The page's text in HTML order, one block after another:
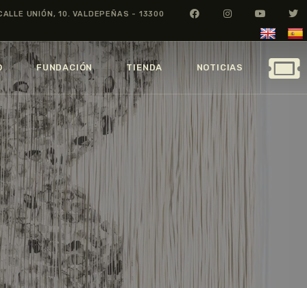
UNIÓN, 10. VALDEPEÑAS - 13300
FUNDACIÓN TIENDA NOTICIAS